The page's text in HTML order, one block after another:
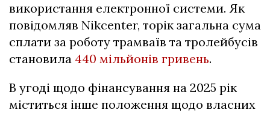
використання електронної системи. Як
повідомляв Nikcenter, торік загальна сума
сплати за роботу трамваїв та тролейбусів
становила 440 мільйонів гривень.
В угоді щодо фінансування на 2025 рік
міститься інше положення щодо власних